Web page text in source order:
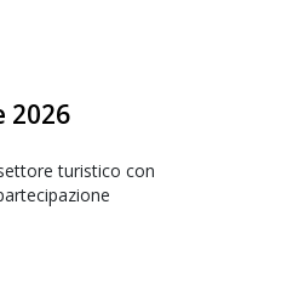
2026
turistico con